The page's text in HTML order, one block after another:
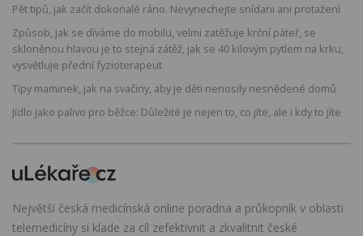
Pět tipů, jak začít dokonalé ráno. Nevynechejte snídani ani protažení
Způsob, jak se díváme do mobilu, velmi zatěžuje krční páteř, se
skloněnou hlavou je to stejná zátěž, jak se 40 kilovým pytlem na krku,
vysvětluje přední fyzioterapeut
Tipy maminek, jak na svačiny, aby je děti nenosily nesnědené domů
Jídlo jako palivo pro běžce: Důležité je nejen to, co jíte, ale i kdy to jíte
Největší česká medicínská online poradna a průkopník v oblasti
telemedicíny si klade za cíl zefektivnit a zkvalitnit české